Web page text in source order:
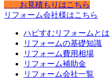
お見積もりはこちら
リフォーム会社様はこちら
ハピすむリフォームとは
リフォームの基礎知識
リフォーム費用相場
リフォーム補助金
リフォーム会社一覧